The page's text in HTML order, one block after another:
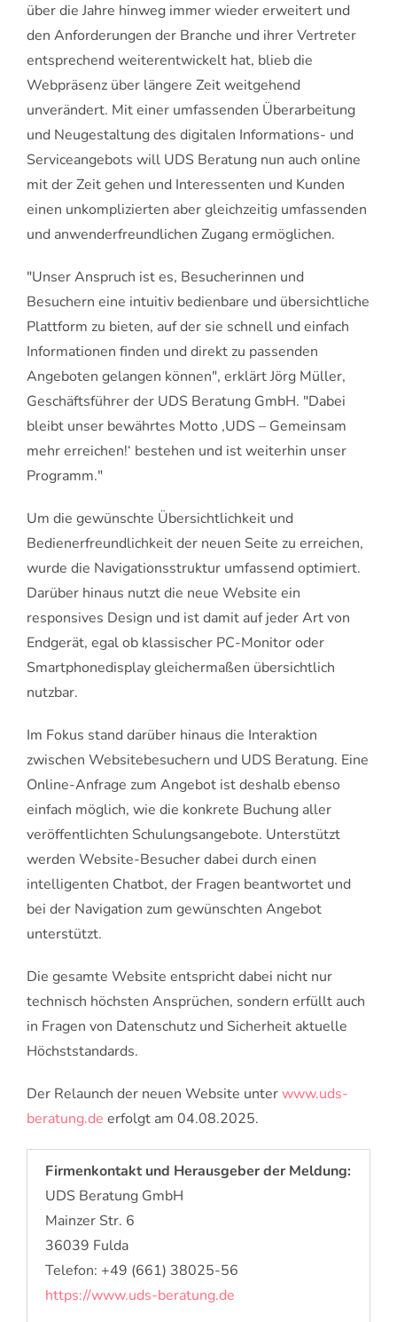
über die Jahre hinweg immer wieder erweitert und
den Anforderungen der Branche und ihrer Vertreter
entsprechend weiterentwickelt hat, blieb die
Webpräsenz über längere Zeit weitgehend
unverändert. Mit einer umfassenden Überarbeitung
und Neugestaltung des digitalen Informations- und
Serviceangebots will UDS Beratung nun auch online
mit der Zeit gehen und Interessenten und Kunden
einen unkomplizierten aber gleichzeitig umfassenden
und anwenderfreundlichen Zugang ermöglichen.
"Unser Anspruch ist es, Besucherinnen und
Besuchern eine intuitiv bedienbare und übersichtliche
Plattform zu bieten, auf der sie schnell und einfach
Informationen finden und direkt zu passenden
Angeboten gelangen können", erklärt Jörg Müller,
Geschäftsführer der UDS Beratung GmbH. "Dabei
bleibt unser bewährtes Motto ‚UDS – Gemeinsam
mehr erreichen!‘ bestehen und ist weiterhin unser
Programm."
Um die gewünschte Übersichtlichkeit und
Bedienerfreundlichkeit der neuen Seite zu erreichen,
wurde die Navigationsstruktur umfassend optimiert.
Darüber hinaus nutzt die neue Website ein
responsives Design und ist damit auf jeder Art von
Endgerät, egal ob klassischer PC-Monitor oder
Smartphonedisplay gleichermaßen übersichtlich
nutzbar.
Im Fokus stand darüber hinaus die Interaktion
zwischen Websitebesuchern und UDS Beratung. Eine
Online-Anfrage zum Angebot ist deshalb ebenso
einfach möglich, wie die konkrete Buchung aller
veröffentlichten Schulungsangebote. Unterstützt
werden Website-Besucher dabei durch einen
intelligenten Chatbot, der Fragen beantwortet und
bei der Navigation zum gewünschten Angebot
unterstützt.
Die gesamte Website entspricht dabei nicht nur
technisch höchsten Ansprüchen, sondern erfüllt auch
in Fragen von Datenschutz und Sicherheit aktuelle
Höchststandards.
Der Relaunch der neuen Website unterwww.uds-
beratung.de erfolgt am 04.08.2025.
Firmenkontakt und Herausgeber der Meldung:
UDS Beratung GmbH
Mainzer Str. 6
36039 Fulda
Telefon: +49 (661) 38025-56
https://www.uds-beratung.de